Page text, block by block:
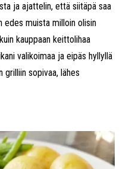
ja ajattelin, että siitäpä saa
edes muista milloin olisin
kauppaan keittolihaa
valikoimaa ja eipäs hyllyllä
grilliin sopivaa, lähes